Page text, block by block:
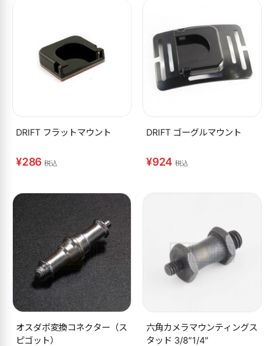
DRIFT フラットマウント
¥286税込
DRIFT ゴーグルマウント
¥924税込
オスダボ変換コネクター（ス
ピゴット）
六角カメラマウンティングス
タッド 3/8″1/4″